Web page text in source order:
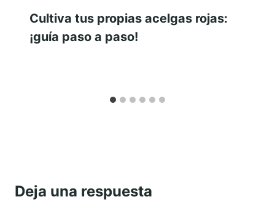
Cultiva tus propias acelgas rojas:
¡guía paso a paso!
Deja una respuesta